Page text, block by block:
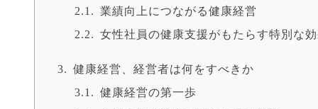
業績向上につながる健康経営
女性社員の健康支援がもたらす特別な
健康経営、経営者は何をすべきか
健康経営の第一歩